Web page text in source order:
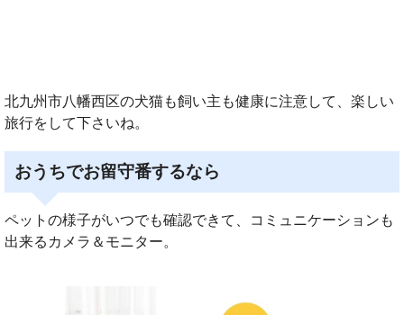
北九州市八幡西区の犬猫も飼い主も健康に注意して、楽しい
旅行をして下さいね。
おうちでお留守番するなら
ペットの様子がいつでも確認できて、コミュニケーションも
出来るカメラ＆モニター。